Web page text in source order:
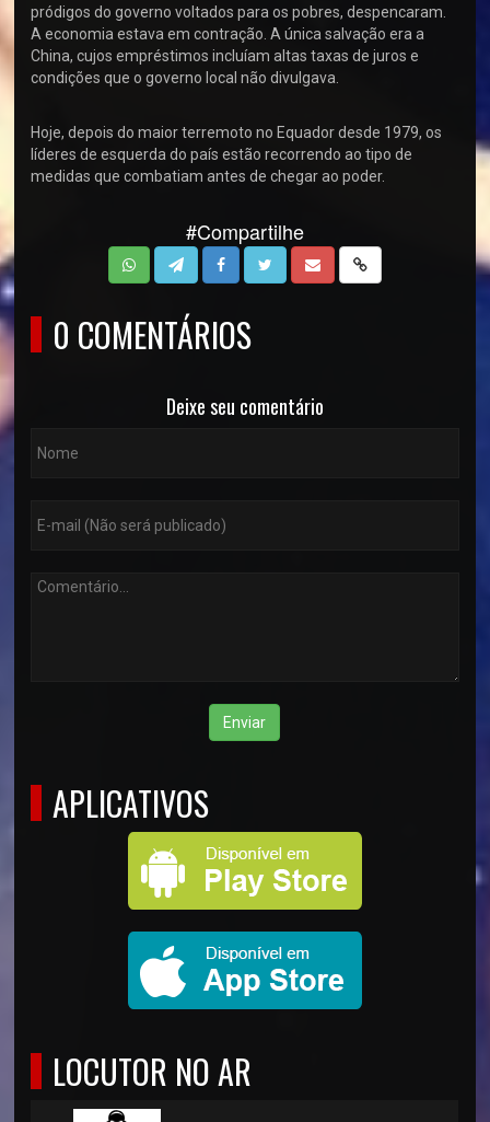
pródigos do governo voltados para os pobres, despencaram.
A economia estava em contração. A única salvação era a
China, cujos empréstimos incluíam altas taxas de juros e
condições que o governo local não divulgava.
Hoje, depois do maior terremoto no Equador desde 1979, os
líderes de esquerda do país estão recorrendo ao tipo de
medidas que combatiam antes de chegar ao poder.
#Compartilhe
0 COMENTÁRIOS
Deixe seu comentário
Enviar
APLICATIVOS
LOCUTOR NO AR